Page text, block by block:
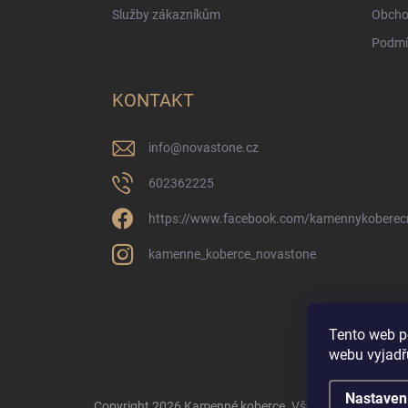
Tento web
webu
Služby zákazníkům
KONTAKT
info@novastone.cz
602362225
https://www.facebook.com/
kamenne_koberce_novastone